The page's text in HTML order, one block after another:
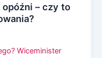
opóźni – czy to
Wiceminister